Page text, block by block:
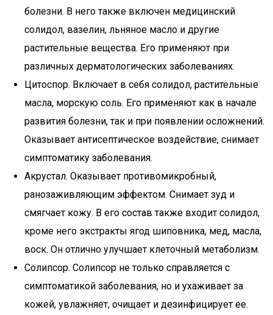
болезни. В него также включен медицинский
солидол, вазелин, льняное масло и другие
растительные вещества. Его применяют при
различных дерматологических заболеваниях.
Цитоспор. Включает в себя солидол, растительные
масла, морскую соль. Его применяют как в начале
развития болезни, так и при появлении осложнений.
Оказывает антисептическое воздействие, снимает
симптоматику заболевания.
Акрустал. Оказывает противомикробный,
ранозаживляющим эффектом. Снимает зуд и
смягчает кожу. В его состав также входит солидол,
кроме него экстракты ягод шиповника, мед, масла,
воск. Он отлично улучшает клеточный метаболизм.
Солипсор. Солипсор не только справляется с
симптоматикой заболевания, но и ухаживает за
кожей, увлажняет, очищает и дезинфицирует ее.